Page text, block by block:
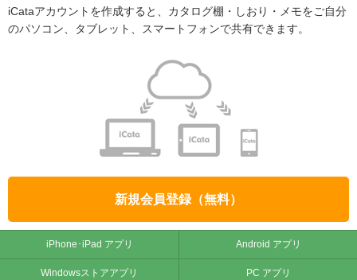
iCataアカウントを作成すると、カタログ棚・しおり・メモをご自分
のパソコン、タブレット、スマートフォンで共有できます。
新規会員登録（無料）
iPhone･iPad アプリ Android アプリ
Windowsストアアプリ PC アプリ